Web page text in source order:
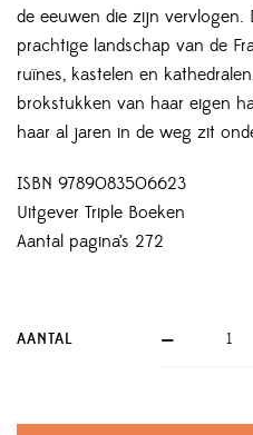
de eeuwen die zijn
prachtige landschap van de
ruïnes, kastelen en
brokstukken van haar eigen
haar al jaren in de weg zit
ISBN 9789083506623
Uitgever Triple Boeken
Aantal pagina’s 272
AANTAL